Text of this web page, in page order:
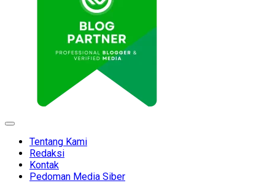
Expand
Tentang Kami
Redaksi
Kontak
Pedoman Media Siber